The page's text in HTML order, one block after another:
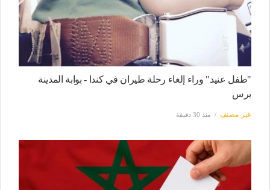
"طفل عنيد" وراء إلغاء رحلة طيران في كندا - بوابة المدينة
برس
غير مصنف منذ 30 دقيقة